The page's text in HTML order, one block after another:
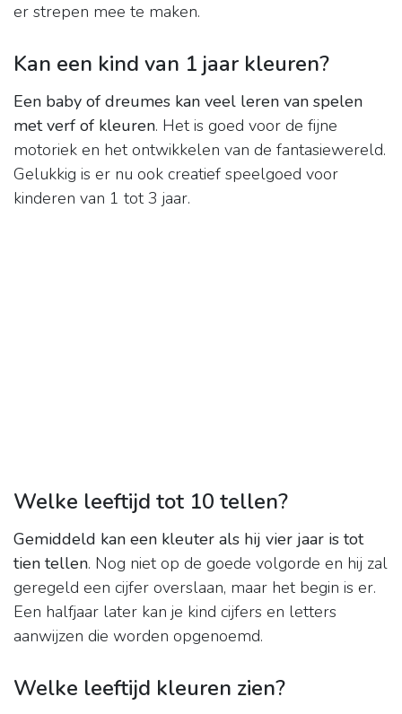
er strepen mee te maken.
Kan een kind van 1 jaar kleuren?
Een baby of dreumes kan veel leren van spelen
met verf of kleuren. Het is goed voor de fijne
motoriek en het ontwikkelen van de fantasiewereld.
Gelukkig is er nu ook creatief speelgoed voor
kinderen van 1 tot 3 jaar.
Welke leeftijd tot 10 tellen?
Gemiddeld kan een kleuter als hij vier jaar is tot
tien tellen. Nog niet op de goede volgorde en hij zal
geregeld een cijfer overslaan, maar het begin is er.
Een halfjaar later kan je kind cijfers en letters
aanwijzen die worden opgenoemd.
Welke leeftijd kleuren zien?